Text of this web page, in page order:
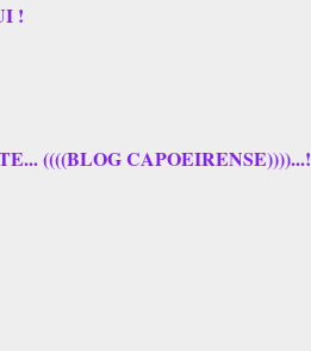
!
((((BLOG CAPOEIRENSE))))...!